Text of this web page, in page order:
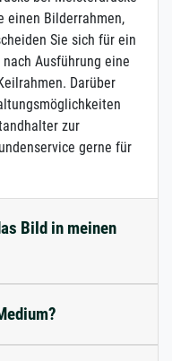
einen Bilderrahmen,
Sie sich für ein
Ausführung eine
Darüber
zur
gerne für
Bild in meinen